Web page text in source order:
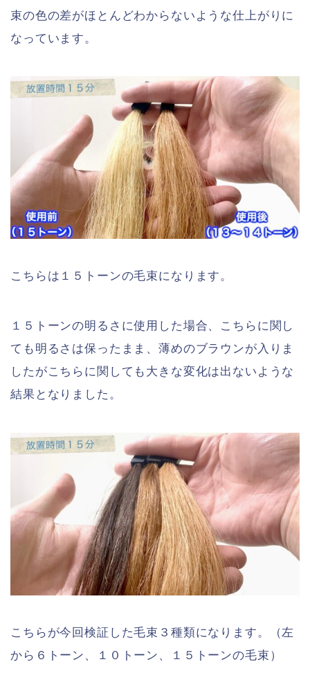
束の色の差がほとんどわからないような仕上がりに
なっています。
こちらは１５トーンの毛束になります。
１５トーンの明るさに使用した場合、こちらに関し
ても明るさは保ったまま、薄めのブラウンが入りま
したがこちらに関しても大きな変化は出ないような
結果となりました。
こちらが今回検証した毛束３種類になります。（左
から６トーン、１０トーン、１５トーンの毛束）